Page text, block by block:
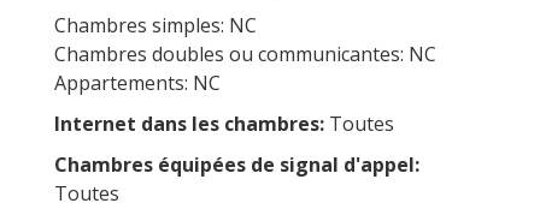
Chambres simples: NC
Chambres doubles ou communicantes: NC
Appartements: NC
Internet dans les chambres: Toutes
Chambres équipées de signal d'appel:
Toutes